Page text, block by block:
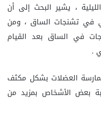
، يشير البحث إلى أن
في تشنجات الساق ، ومن
في الساق بعد القيام
.
العضلات بشكل مكثف
بعض الأشخاص بمزيد من